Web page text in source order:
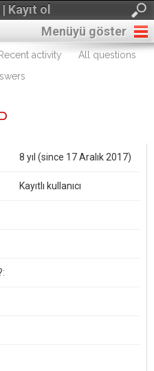
Kayıt ol
Menüyü göster
Recent activity
All questions
8 yıl (since 17 Aralık 2017)
Kayıtlı kullanıcı